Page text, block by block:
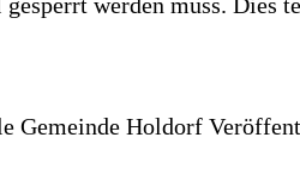
Gemeinde Holdorf